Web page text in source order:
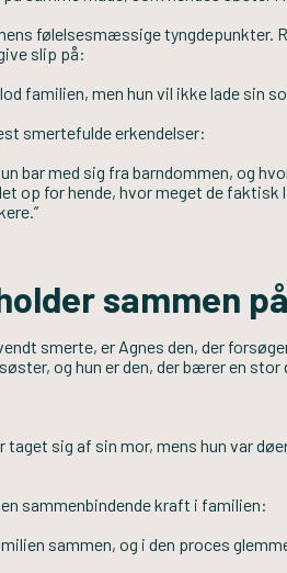
følelsesmæssige tyngdepunkter.
slip på:
familien, men hun vil ikke lade sin
smertefulde erkendelser:
bar med sig fra barndommen, og
op for hende, hvor meget de faktisk
sammen
smerte, er Agnes den, der
og hun er den, der bærer en
taget sig af sin mor, mens hun var
sammenbindende kraft i familien:
sammen, og i den proces